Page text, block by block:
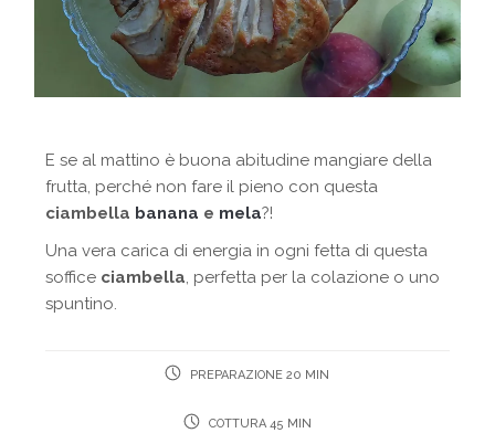
E se al mattino è buona abitudine mangiare della
frutta, perché non fare il pieno con questa
ciambella banana e mela?!
Una vera carica di energia in ogni fetta di questa
soffice ciambella, perfetta per la colazione o uno
spuntino.
PREPARAZIONE 20 MIN
COTTURA 45 MIN